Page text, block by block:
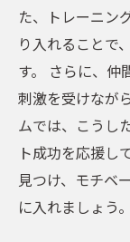
た、トレーニン
り入れることで
す。 さらに、仲
刺激を受けなが
ムでは、こうし
ト成功を応援し
見つけ、モチベ
に入れましょう。